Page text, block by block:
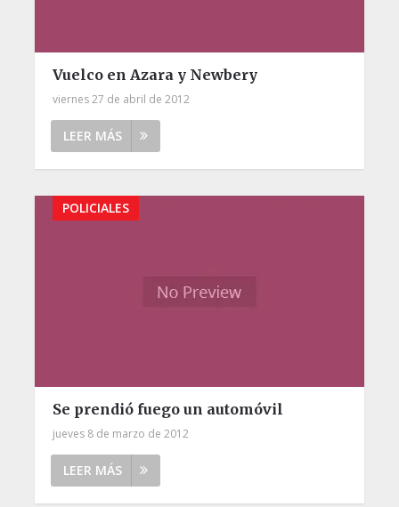
Vuelco en Azara y Newbery
viernes 27 de abril de 2012
LEER MÁS
POLICIALES
Se prendió fuego un automóvil
jueves 8 de marzo de 2012
LEER MÁS